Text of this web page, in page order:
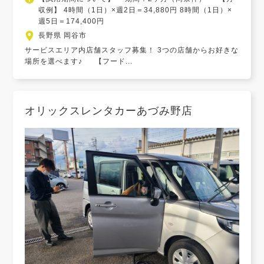
収例】 4時間（1日）×週2日＝34,880円 8時間（1日）×
週5日＝174,400円
長野県 岡谷市
サービスエリア内店舗スタッフ募集！ 3つの店舗からお好きな
場所を選べます♪ 【フード...
オリックスレンタカーあづみ野店